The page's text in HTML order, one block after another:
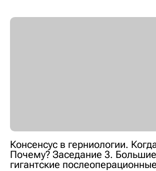
Консенсус в герниологии.
Почему? Заседание 3.
гигантские